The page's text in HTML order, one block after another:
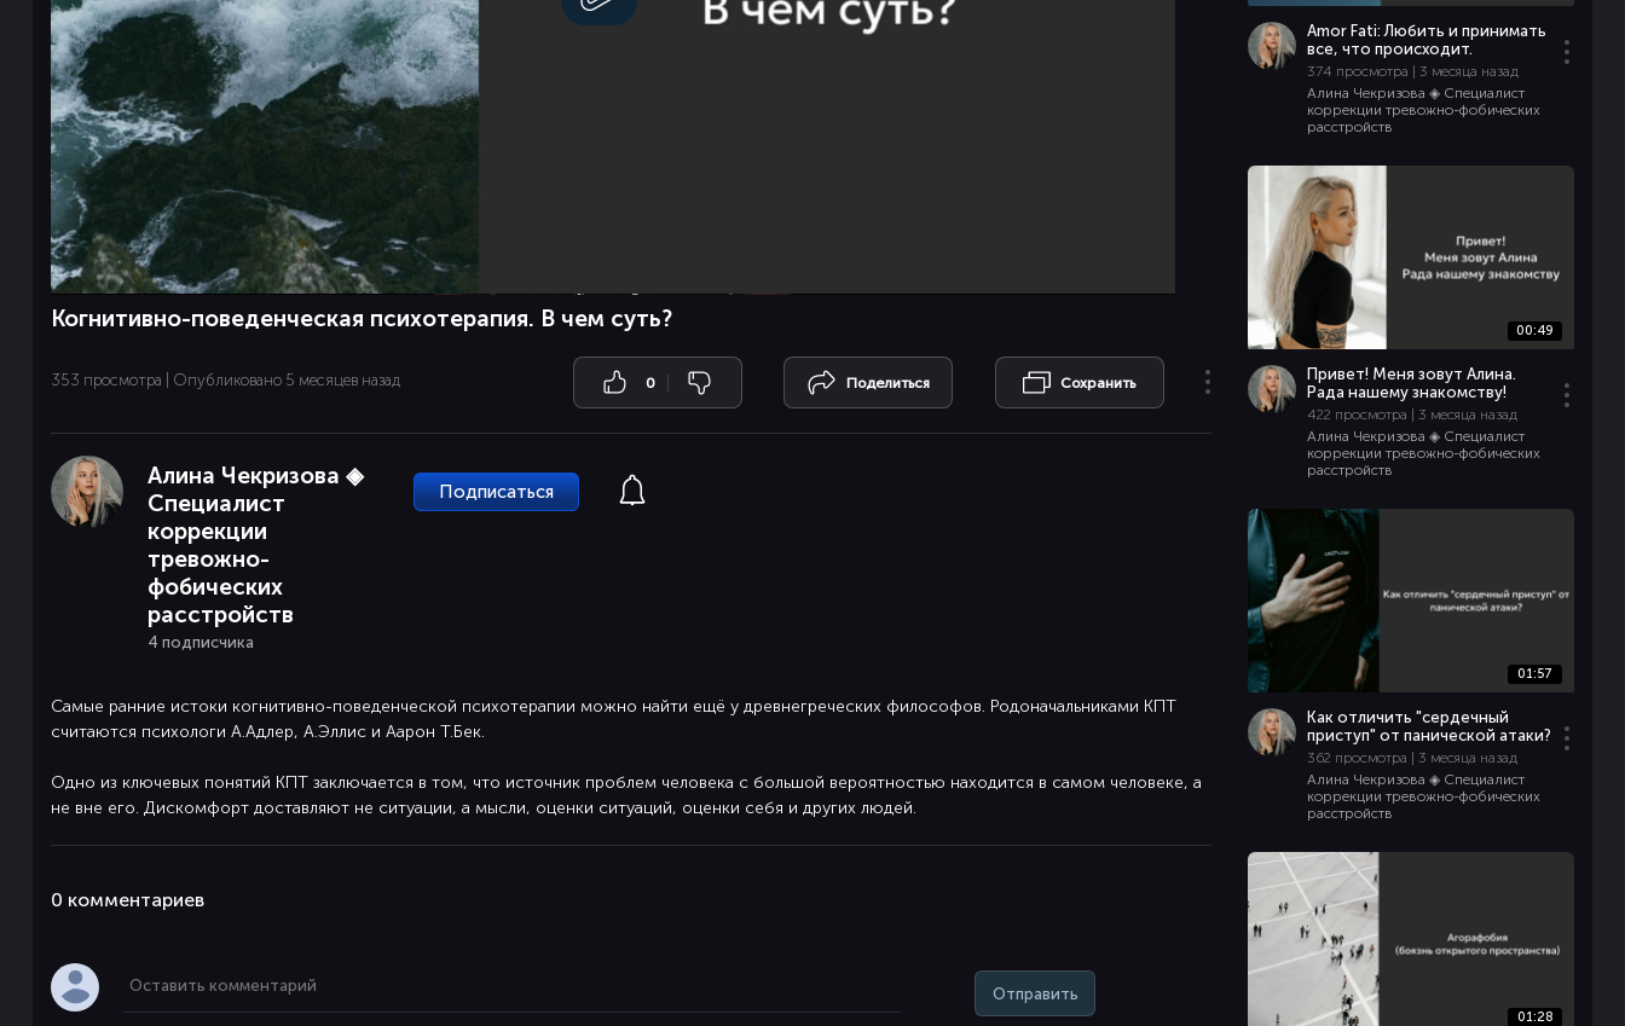
Смотреть
Когнитивно-поведенческая психотерапия. В чем суть?
353 просмотра | Опубликовано 5 месяцев назад 0 Поделиться Сохранить
Алина Чекризова ◈
Специалист
коррекции
тревожно-
фобических
расстройств
4 подписчика
Подписаться
Самые ранние истоки когнитивно-поведенческой психотерапии можно найти ещё у древнегреческих философов. Родоначальниками КПТ
считаются психологи А.Адлер, А.Эллис и Аарон Т.Бек.
Одно из ключевых понятий КПТ заключается в том, что источник проблем человека с большой вероятностью находится в самом человеке, а
не вне его. Дискомфорт доставляют не ситуации, а мысли, оценки ситуаций, оценки себя и других людей.
0 комментaриев
Отправить
Amor Fati: Любить и принимать
все, что происходит.
374 просмотра | 3 месяца назад
Алина Чекризова ◈ Специалист
коррекции тревожно-фобических
расстройств
00:49
Привет! Меня зовут Алина.
Рада нашему знакомству!
422 просмотра | 3 месяца назад
Алина Чекризова ◈ Специалист
коррекции тревожно-фобических
расстройств
01:57
Как отличить "сердечный
приступ" от панической атаки?
362 просмотра | 3 месяца назад
Алина Чекризова ◈ Специалист
коррекции тревожно-фобических
расстройств
01:28